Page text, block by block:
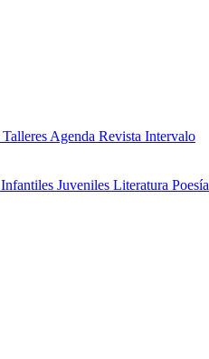
Talleres Agenda Revista Intervalo
Infantiles Juveniles Literatura Poesía